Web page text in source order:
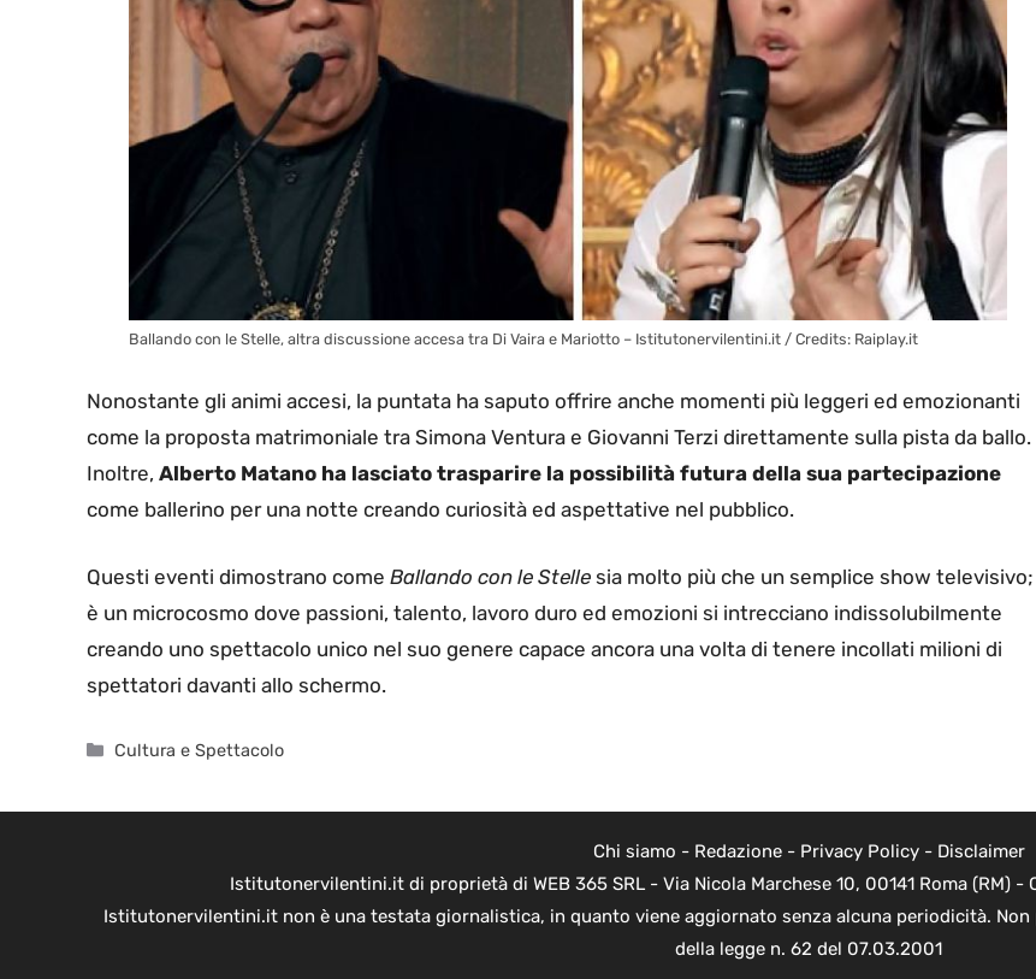
Ballando con le Stelle, altra discussione accesa tra Di Vaira e Mariotto – Istitutonervilentini.it / Credits: Raiplay.it
Nonostante gli animi accesi, la puntata ha saputo offrire anche momenti più leggeri ed emozionanti
come la proposta matrimoniale tra Simona Ventura e Giovanni Terzi direttamente sulla pista da ballo.
Inoltre, Alberto Matano ha lasciato trasparire la possibilità futura della sua partecipazione
come ballerino per una notte creando curiosità ed aspettative nel pubblico.
Questi eventi dimostrano come Ballando con le Stelle sia molto più che un semplice show televisivo;
è un microcosmo dove passioni, talento, lavoro duro ed emozioni si intrecciano indissolubilmente
creando uno spettacolo unico nel suo genere capace ancora una volta di tenere incollati milioni di
spettatori davanti allo schermo.
Categorie
Cultura e Spettacolo
Chi siamo - Redazione- Privacy Policy- Disclaimer
Istitutonervilentini.it di proprietà di WEB 365 SRL - Via Nicola Marchese 10, 00141 Roma (RM) -
Istitutonervilentini.it non è una testata giornalistica, in quanto viene aggiornato senza alcuna periodicità.
della legge n. 62 del 07.03.2001